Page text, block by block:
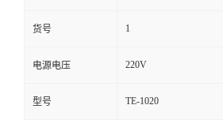
货号 1
电源电压 220V
型号 TE-1020